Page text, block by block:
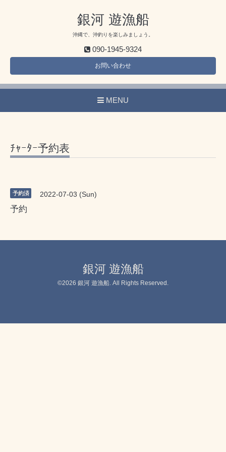
銀河 遊漁船
沖縄で、沖釣りを楽しみましょう。
090-1945-9324
お問い合わせ
MENU
ﾁｬｰﾀｰ予約表
予約済 2022-07-03 (Sun)
予約
銀河 遊漁船
©2026 銀河 遊漁船 . All Rights Reserved.